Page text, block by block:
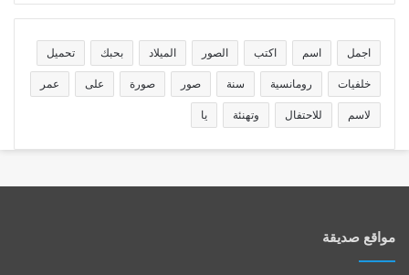
اجمل اسم اكتب الصور الميلاد بحبك تحميل
خلفيات رومانسية سنة صور صورة على عمر
لاسم للاحتفال وتهنئة يا
مواقع صديقة